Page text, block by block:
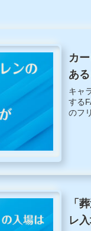
カ
ある
キャ
する
のフ
「
レ